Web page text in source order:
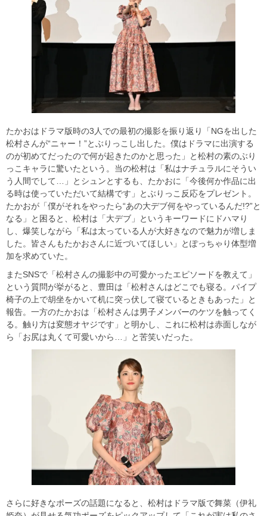
たかおはドラマ版時の3人での最初の撮影を振り返り「NGを出した
松村さんが“ニャー！”とぶりっこし出した。僕はドラマに出演する
のが初めてだったので何が起きたのかと思った」と松村の素のぶり
っこキャラに驚いたという。当の松村は「私はナチュラルにそうい
う人間でして…」とシュンとするも、たかおに「今後何か作品に出
る時は使っていただいて結構です」とぶりっこ反応をプレゼント。
たかおが「僕がそれをやったら“あの大デブ何をやっているんだ!?”と
なる」と困ると、松村は「大デブ」というキーワードにドハマり
し、爆笑しながら「私は太っている人が大好きなので魅力が増しま
した。皆さんもたかおさんに近づいてほしい」とぽっちゃり体型増
加を求めていた。
またSNSで「松村さんの撮影中の可愛かったエピソードを教えて」
という質問が挙がると、豊田は「松村さんはどこでも寝る。パイプ
椅子の上で胡坐をかいて机に突っ伏して寝ているときもあった」と
報告。一方のたかおは「松村さんは男子メンバーのケツを触ってく
る。触り方は変態オヤジです」と明かし、これに松村は赤面しなが
ら「お尻は丸くて可愛いから…」と苦笑いだった。
さらに好きなポーズの話題になると、松村はドラマ版で舞菜（伊礼